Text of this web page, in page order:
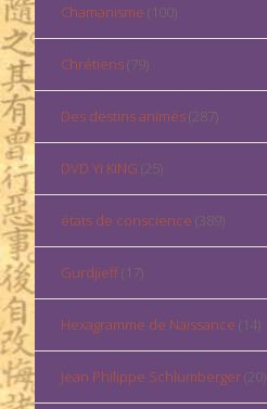
Chamanisme (100)
Chrétiens(79)
Des destins animés(287)
DVD YI KING (25)
états de conscience (389)
Gurdjieff(17)
Hexagramme de Naissance (14)
Jean Philippe Schlumberger(20)